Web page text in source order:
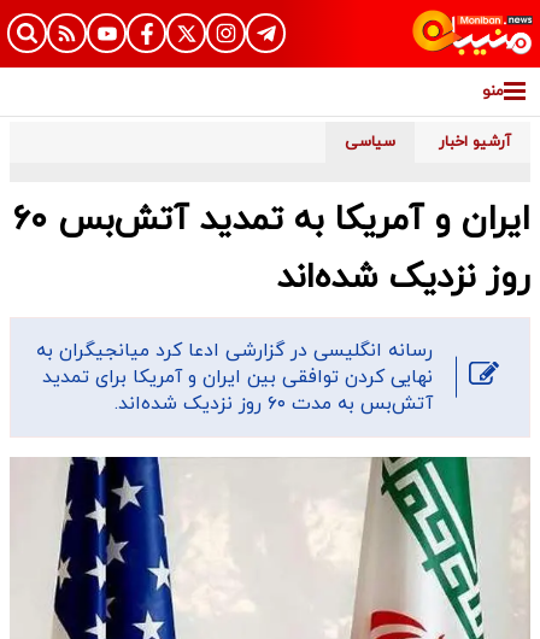
منو
آرشیو اخبار سیاسی
ایران و آمریکا به تمدید آتش‌بس ۶۰
روز نزدیک شده‌اند
رسانه انگلیسی در گزارشی ادعا کرد میانجیگران به
نهایی کردن توافقی بین ایران و آمریکا برای تمدید
آتش‌بس به مدت ۶۰ روز نزدیک شده‌اند.